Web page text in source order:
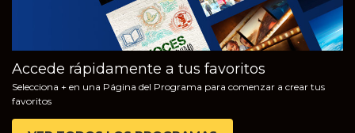
Accede rápidamente a tus favoritos
Selecciona + en una Página del Programa para comenzar a crear tus
favoritos